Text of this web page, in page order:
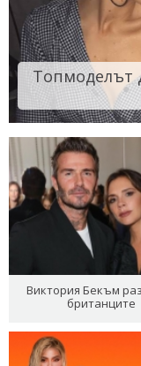
Топмоделът
Виктория Бекъм
британците